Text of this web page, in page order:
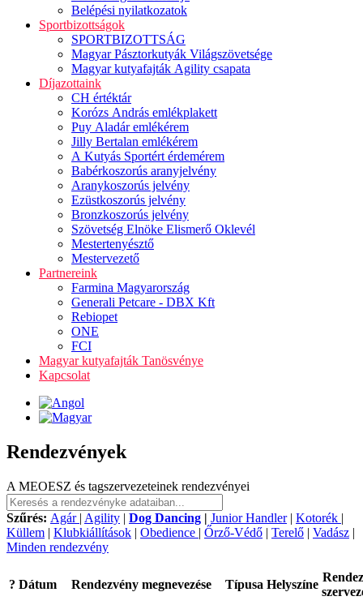
Belépési nyilatkozatok
Sportbizottságok
SPORTBIZOTTSÁG
Magyar Pásztorkutyák Világszövetsége
Magyar kutyafajták Agility csapata
Díjazottaink
CH értéktár
Korózs András emlékplakett
Puy Aladár emlékérem
Jilly Bertalan emlékérem
A Kutyás Sportért érdemérem
Babérkoszorús aranyjelvény
Aranykoszorús jelvény
Ezüstkoszorús jelvény
Bronzkoszorús jelvény
Szövetség Elnöke Elismerő Oklevél
Mestertenyésztő
Mestervezető
Partnereink
Farmina Magyarország
Generali Petcare - DBX Kft
Rebiopet
ONE
FCI
Magyar kutyafajták Tanösvénye
Kapcsolat
Rendezvények
A MEOESZ és tagszervezeteinek rendezvényei
Szűrés: Agár | Agility | Dog Dancing | Junior Handler| Kotorék |
Küllem | Klubkiállítások | Obedience | Őrző-Védő | Terelő | Vadász |
Minden rendezvény
? Dátum Rendezvény megnevezése Típusa Helyszíne